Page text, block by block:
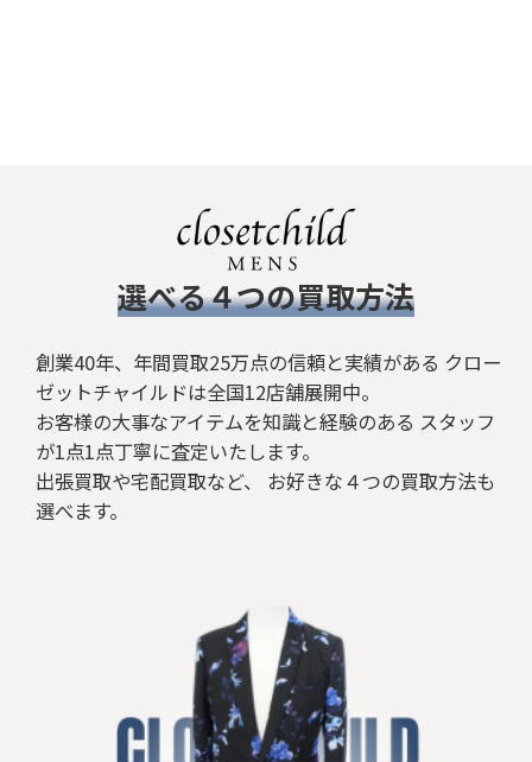
​選べる４つの買取方法
創業40年、年間買取25万点の信頼と実績がある クロー
ゼットチャイルドは全国12店舗展開中。
お客様の大事なアイテムを知識と経験のある スタッフ
が1点1点丁寧に査定いたします。
出張買取や宅配買取など、 お好きな４つの買取方法も
選べます。